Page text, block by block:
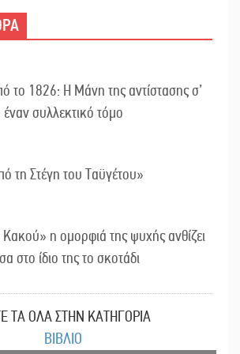
το 1826: Η Μάνη της αντίστασης σ’
έναν συλλεκτικό τόμο
τη Στέγη του Ταϋγέτου»
η ομορφιά της ψυχής ανθίζει
στο ίδιο της το σκοτάδι
ΤΑ ΟΛΑ ΣΤΗΝ ΚΑΤΗΓΟΡΙΑ
ΒΙΒΛΙΟ